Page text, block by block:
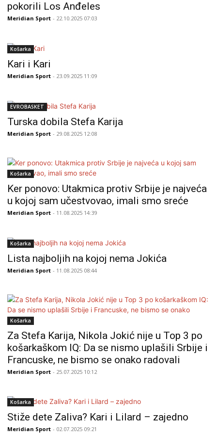
pokorili Los Anđeles
Meridian Sport - 22.10.2025 07:03
Košarka
Kari i Kari
Meridian Sport - 23.09.2025 11:09
EVROBASKET
Turska dobila Stefa Karija
Meridian Sport - 29.08.2025 12:08
Košarka
Ker ponovo: Utakmica protiv Srbije je najveća
u kojoj sam učestvovao, imali smo sreće
Meridian Sport - 11.08.2025 14:39
Košarka
Lista najboljih na kojoj nema Jokića
Meridian Sport - 11.08.2025 08:44
Košarka
Za Stefa Karija, Nikola Jokić nije u Top 3 po
košarkaškom IQ: Da se nismo uplašili Srbije i
Francuske, ne bismo se onako radovali
Meridian Sport - 25.07.2025 10:12
Košarka
Stiže dete Zaliva? Kari i Lilard – zajedno
Meridian Sport - 02.07.2025 09:21